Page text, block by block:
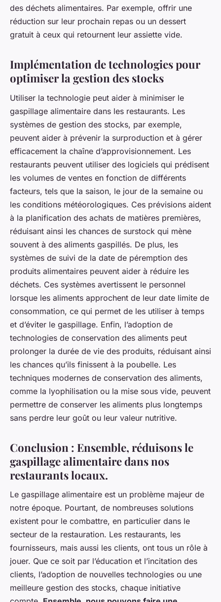
des déchets alimentaires. Par exemple, offrir une
réduction sur leur prochain repas ou un dessert
gratuit à ceux qui retournent leur assiette vide.
Implémentation de technologies pour
optimiser la gestion des stocks
Utiliser la technologie peut aider à minimiser le
gaspillage alimentaire dans les restaurants. Les
systèmes de gestion des stocks, par exemple,
peuvent aider à prévenir la surproduction et à gérer
efficacement la chaîne d’approvisionnement. Les
restaurants peuvent utiliser des logiciels qui prédisent
les volumes de ventes en fonction de différents
facteurs, tels que la saison, le jour de la semaine ou
les conditions météorologiques. Ces prévisions aident
à la planification des achats de matières premières,
réduisant ainsi les chances de surstock qui mène
souvent à des aliments gaspillés. De plus, les
systèmes de suivi de la date de péremption des
produits alimentaires peuvent aider à réduire les
déchets. Ces systèmes avertissent le personnel
lorsque les aliments approchent de leur date limite de
consommation, ce qui permet de les utiliser à temps
et d’éviter le gaspillage. Enfin, l’adoption de
technologies de conservation des aliments peut
prolonger la durée de vie des produits, réduisant ainsi
les chances qu’ils finissent à la poubelle. Les
techniques modernes de conservation des aliments,
comme la lyophilisation ou la mise sous vide, peuvent
permettre de conserver les aliments plus longtemps
sans perdre leur goût ou leur valeur nutritive.
Conclusion : Ensemble, réduisons le
gaspillage alimentaire dans nos
restaurants locaux.
Le gaspillage alimentaire est un problème majeur de
notre époque. Pourtant, de nombreuses solutions
existent pour le combattre, en particulier dans le
secteur de la restauration. Les restaurants, les
fournisseurs, mais aussi les clients, ont tous un rôle à
jouer. Que ce soit par l’éducation et l’incitation des
clients, l’adoption de nouvelles technologies ou une
meilleure gestion des stocks, chaque initiative